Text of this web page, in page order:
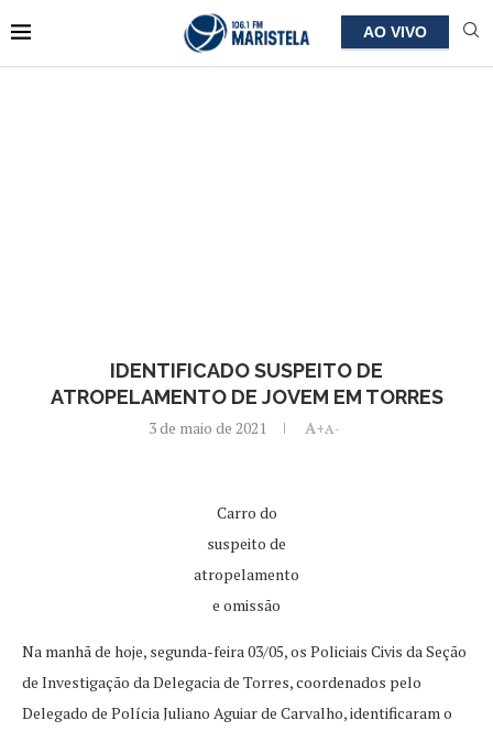
AO VIVO
IDENTIFICADO SUSPEITO DE
ATROPELAMENTO DE JOVEM EM TORRES
3 de maio de 2021 A+A-
Carro do
suspeito de
atropelamento
e omissão
Na manhã de hoje, segunda-feira 03/05, os Policiais Civis da Seção
de Investigação da Delegacia de Torres, coordenados pelo
Delegado de Polícia Juliano Aguiar de Carvalho, identificaram o